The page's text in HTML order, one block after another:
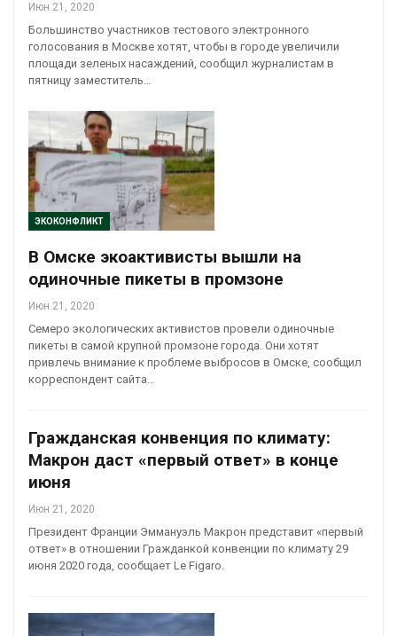
Июн 21, 2020
Большинство участников тестового электронного
голосования в Москве хотят, чтобы в городе увеличили
площади зеленых насаждений, сообщил журналистам в
пятницу заместитель…
ЭКОКОНФЛИКТ
В Омске экоактивисты вышли на
одиночные пикеты в промзоне
Июн 21, 2020
Семеро экологических активистов провели одиночные
пикеты в самой крупной промзоне города. Они хотят
привлечь внимание к проблеме выбросов в Омске, сообщил
корреспондент сайта…
Гражданская конвенция по климату:
Макрон даст «первый ответ» в конце
июня
Июн 21, 2020
Президент Франции Эммануэль Макрон представит «первый
ответ» в отношении Гражданкой конвенции по климату 29
июня 2020 года, сообщает Le Figaro.